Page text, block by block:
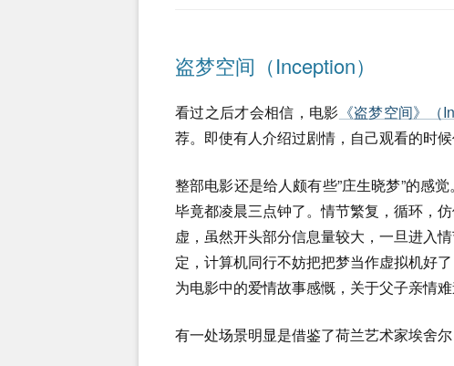
盗梦空间（Inception）
看过之后才会相信，电影 《盗梦空间》（
荐。即使有人介绍过剧情，自己观看的时
整部电影还是给人颇有些”庄生晓梦”的感
毕竟都凌晨三点钟了。情节繁复，循环，
虚，虽然开头部分信息量较大，一旦进入
定，计算机同行不妨把把梦当作虚拟机好
为电影中的爱情故事感慨，关于父子亲情
有一处场景明显是借鉴了荷兰艺术家埃舍